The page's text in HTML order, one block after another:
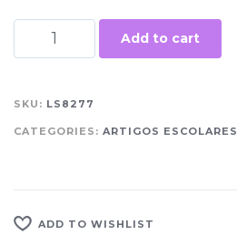
Add to cart
SKU: LS8277
CATEGORIES: ARTIGOS ESCOLARES
ADD TO WISHLIST